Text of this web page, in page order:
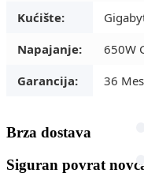
Kućište:
Napajanje:
650W
Garancija:
36
Brza dostava
Siguran povrat